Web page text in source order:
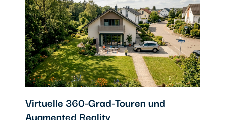
Virtuelle 360-Grad-Touren und
Augmented Reality